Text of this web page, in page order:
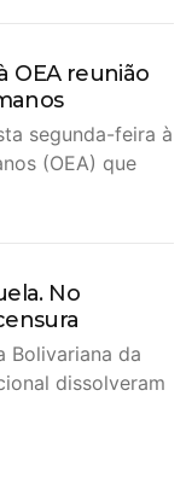
OEA reunião
segunda-feira à
(OEA) que
No
Bolivariana da
dissolveram